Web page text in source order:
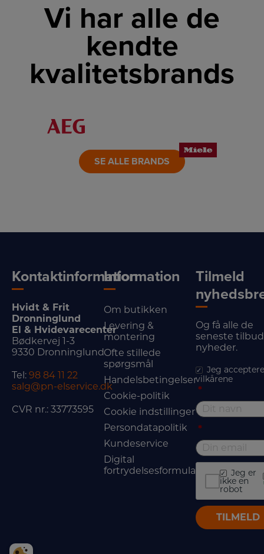
Vi har alle de
kendte
kvalitetsbrands
LINK
SE ALLE BRANDS
Kontaktinformation
Hvidt & Frit
Dronninglund
El & Hvidevarecenter
Bødkervej 1-3
9330 Dronninglund
Tel: 98 84 11 22
salg@pn-elservice.dk
CVR nr.: 33773595
Information
Om butikken
Levering &
montering
Ofte stillede
spørgsmål
Handelsbetingelser
Cookie-politik
Cookie indstillinger
Persondatapolitik
Kundeservice
Digital
fortrydelsesformular
Tilmeld
Og få alle de
seneste
nyheder.
Jeg
vilkårene
*
*
Jeg er
ikke en
robot